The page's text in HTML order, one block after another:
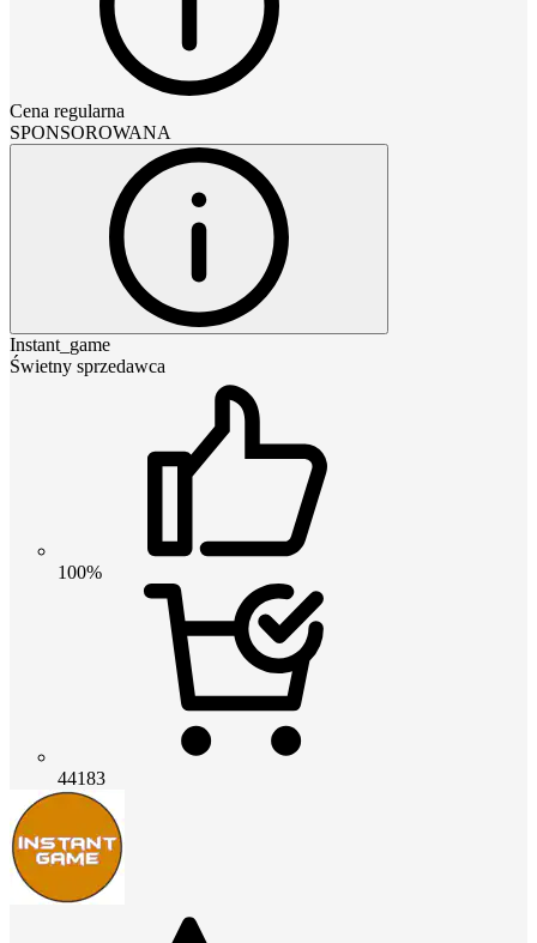
Cena regularna
SPONSOROWANA
Instant_game
Świetny sprzedawca
100%
44183